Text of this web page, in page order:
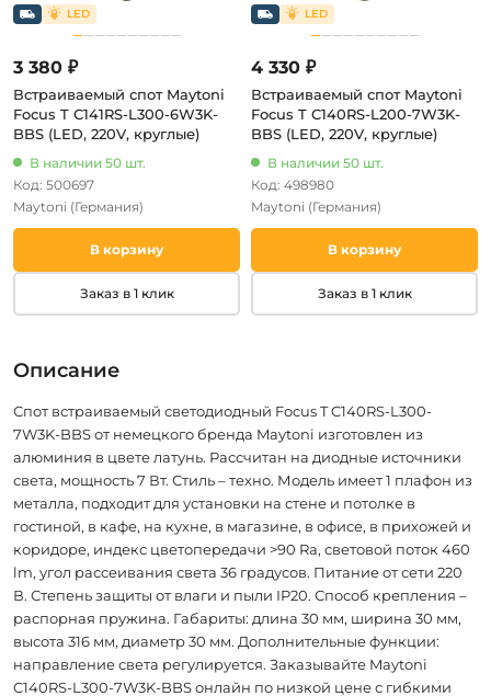
3 380 ₽
Встраиваемый спот Maytoni
Focus T C141RS-L300-6W3K-
BBS (LED, 220V, круглые)
В наличии 50 шт.
Код: 500697
Maytoni (Германия)
В корзину
Заказ в 1 клик
4 330 ₽
Встраиваемый спот Maytoni
Focus T C140RS-L200-7W3K-
BBS (LED, 220V, круглые)
В наличии 50 шт.
Код: 498980
Maytoni (Германия)
В корзину
Заказ в 1 клик
Описание
Спот встраиваемый светодиодный Focus T C140RS-L300-
7W3K-BBS от немецкого бренда Maytoni изготовлен из
алюминия в цвете латунь. Рассчитан на диодные источники
света, мощность 7 Вт. Стиль – техно. Модель имеет 1 плафон из
металла, подходит для установки на стене и потолке в
гостиной, в кафе, на кухне, в магазине, в офисе, в прихожей и
коридоре, индекс цветопередачи >90 Ra, световой поток 460
lm, угол рассеивания света 36 градусов. Питание от сети 220
В. Степень защиты от влаги и пыли IP20. Способ крепления –
распорная пружина. Габариты: длина 30 мм, ширина 30 мм,
высота 316 мм, диаметр 30 мм. Дополнительные функции:
направление света регулируется. Заказывайте Maytoni
C140RS-L300-7W3K-BBS онлайн по низкой цене с гибкими